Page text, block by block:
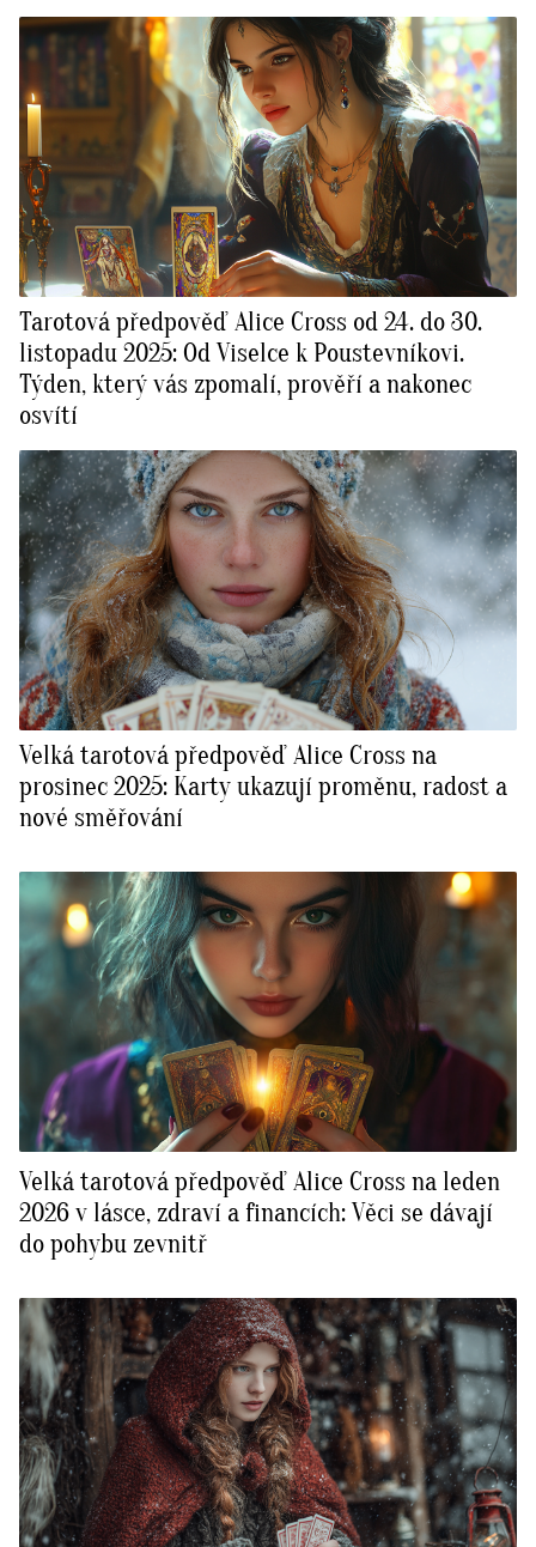
Tarotová předpověď Alice Cross od 24. do 30.
listopadu 2025: Od Viselce k Poustevníkovi.
Týden, který vás zpomalí, prověří a nakonec
osvítí
Velká tarotová předpověď Alice Cross na
prosinec 2025: Karty ukazují proměnu, radost a
nové směřování
Velká tarotová předpověď Alice Cross na leden
2026 v lásce, zdraví a financích: Věci se dávají
do pohybu zevnitř